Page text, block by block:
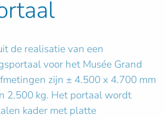
de realisatie van een
voor het Musée Grand
zijn ± 4.500 x 4.700 mm
2.500 kg. Het portaal wordt
kader met platte